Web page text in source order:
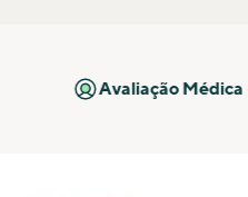
Avaliação Médica